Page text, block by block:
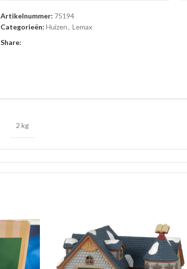
Artikelnummer: 75194
Categorieën: Huizen, Lemax
Share:
2 kg